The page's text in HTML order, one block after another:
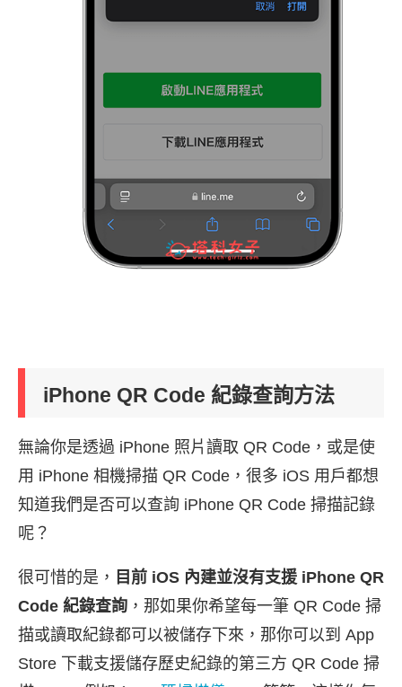
iPhone QR Code 紀錄查詢方法
無論你是透過 iPhone 照片讀取 QR Code，或是使
用 iPhone 相機掃描 QR Code，很多 iOS 用戶都想
知道我們是否可以查詢 iPhone QR Code 掃描記錄
呢？
很可惜的是， 目前 iOS 內建並沒有支援 iPhone QR
Code 紀錄查詢 ，那如果你希望每一筆 QR Code 掃
描或讀取紀錄都可以被儲存下來，那你可以到 App
Store 下載支援儲存歷史紀錄的第三方 QR Code 掃